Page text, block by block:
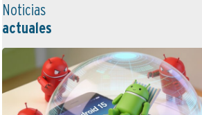
Noticias
actuales